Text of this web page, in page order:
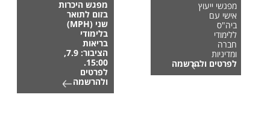
מפגשי ייעוץ
אישי עם
ביה"ס
ללימודי
חברה
ומדיניות
לפרטים ולהרשמה
מפגש היכרות
בזום לתואר
שני (MPH)
בלימודי
בריאות
הציבור: 7.9,
15:00.
לפרטים
ולהרשמה